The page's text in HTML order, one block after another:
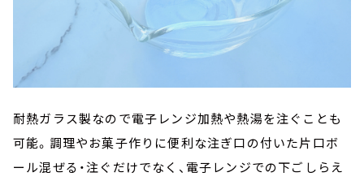
耐熱ガラス製なので電子レンジ加熱や熱湯を注ぐことも
可能。調理やお菓子作りに便利な注ぎ口の付いた片口ボ
ール混ぜる・注ぐだけでなく、電子レンジでの下ごしらえ